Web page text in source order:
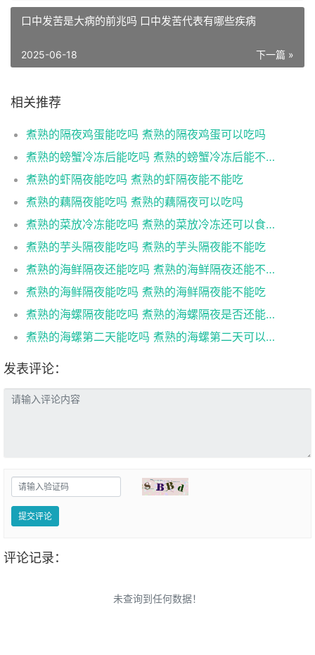
口中发苦是大病的前兆吗 口中发苦代表有哪些疾病
下一篇 »
2025-06-18
相关推荐
煮熟的隔夜鸡蛋能吃吗 煮熟的隔夜鸡蛋可以吃吗
煮熟的螃蟹冷冻后能吃吗 煮熟的螃蟹冷冻后能不能吃
煮熟的虾隔夜能吃吗 煮熟的虾隔夜能不能吃
煮熟的藕隔夜能吃吗 煮熟的藕隔夜可以吃吗
煮熟的菜放冷冻能吃吗 煮熟的菜放冷冻还可以食用吗
煮熟的芋头隔夜能吃吗 煮熟的芋头隔夜能不能吃
煮熟的海鲜隔夜还能吃吗 煮熟的海鲜隔夜还能不能吃
煮熟的海鲜隔夜能吃吗 煮熟的海鲜隔夜能不能吃
煮熟的海螺隔夜能吃吗 煮熟的海螺隔夜是否还能吃
煮熟的海螺第二天能吃吗 煮熟的海螺第二天可以吃吗
发表评论：
提交评论
评论记录：
未查询到任何数据！